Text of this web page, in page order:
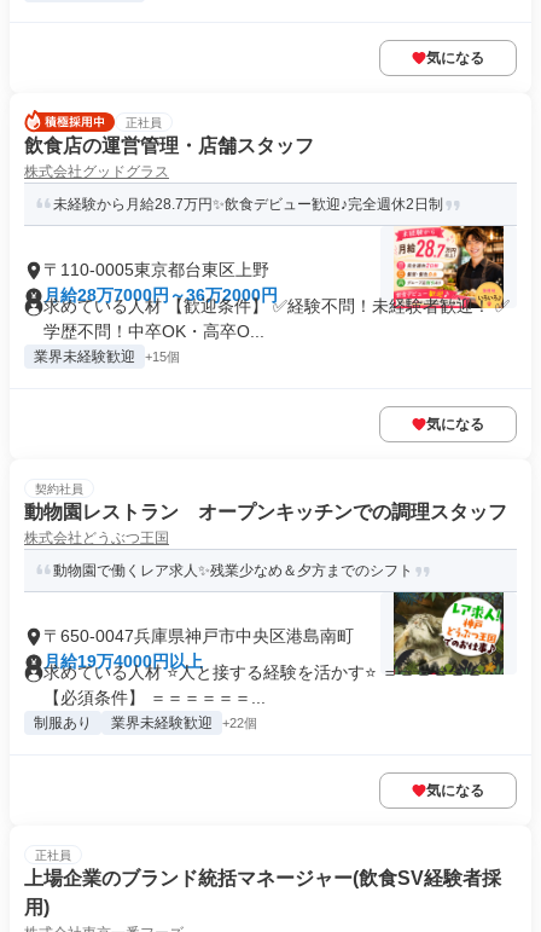
気になる
正社員
飲食店の運営管理・店舗スタッフ
株式会社グッドグラス
未経験から月給28.7万円✨飲食デビュー歓迎♪完全週休2日制
〒110-0005東京都台東区上野
月給28万7000円～36万2000円
求めている人材 【歓迎条件】 ✅経験不問！未経験者歓迎！ ✅
学歴不問！中卒OK・高卒O...
業界未経験歓迎 +15個
気になる
契約社員
動物園レストラン オープンキッチンでの調理スタッフ
株式会社どうぶつ王国
動物園で働くレア求人✨残業少なめ＆夕方までのシフト
〒650-0047兵庫県神戸市中央区港島南町
月給19万4000円以上
求めている人材 ⭐人と接する経験を活かす⭐ ＝＝＝＝＝＝
【必須条件】 ＝＝＝＝＝＝...
制服あり 業界未経験歓迎 +22個
気になる
正社員
上場企業のブランド統括マネージャー(飲食SV経験者採
用)